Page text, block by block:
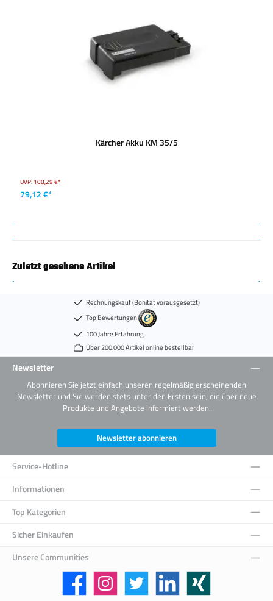
Kärcher Akku KM 35/5
UVP:108,29 €*
79,12 €*
Zuletzt gesehene Artikel
Rechnungskauf (Bonität vorausgesetzt)
Top Bewertungen
100 Jahre Erfahrung
Über 200.000 Artikel online bestellbar
Newsletter
Abonnieren Sie jetzt einfach unseren regelmäßig erscheinenden
Newsletter und Sie werden stets unter den Ersten sein, die über neue
Produkte und Angebote informiert werden.
Newsletter abonnieren
Service-Hotline
Informationen
Top Kategorien
Sicher Einkaufen
Unsere Communities
Facebook Instagram Twitter LinkedIn Xing